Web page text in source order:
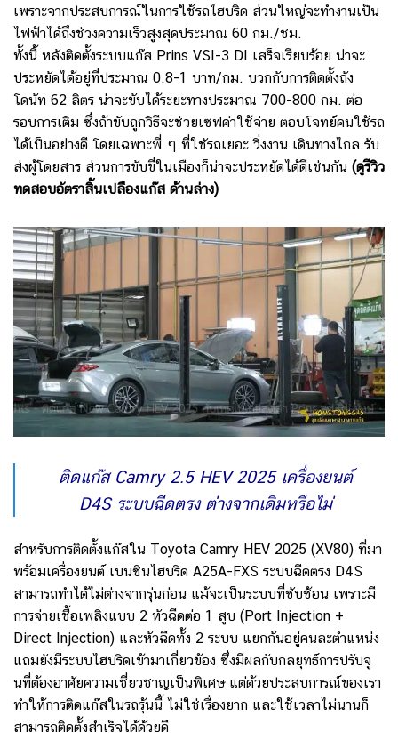
เพราะจากประสบการณ์ในการใช้รถไฮบริด ส่วนใหญ่จะทำงานเป็น
ไฟฟ้าได้ถึงช่วงความเร็วสูงสุดประมาณ 60 กม./ชม.
ทั้งนี้ หลังติดตั้งระบบแก๊ส Prins VSI-3 DI เสร็จเรียบร้อย น่าจะ
ประหยัดได้อยู่ที่ประมาณ 0.8-1 บาท/กม. บวกกับการติดตั้งถัง
โดนัท 62 ลิตร น่าจะขับได้ระยะทางประมาณ 700-800 กม. ต่อ
รอบการเติม ซึ่งถ้าขับถูกวิธีจะช่วยเซฟค่าใช้จ่าย ตอบโจทย์คนใช้รถ
ได้เป็นอย่างดี โดยเฉพาะพี่ ๆ ที่ใชัรถเยอะ วิ่งงาน เดินทางไกล รับ
ส่งผู้โดยสาร ส่วนการขับขี่ในเมืองก็น่าจะประหยัดได้ดีเช่นกัน (ดูรีวิว
ทดสอบอัตราสิ้นเปลืองแก๊ส ด้านล่าง)
ติดแก๊ส Camry 2.5 HEV 2025 เครื่องยนต์
D4S ระบบฉีดตรง ต่างจากเดิมหรือไม่
สำหรับการติดตั้งแก๊สใน Toyota Camry HEV 2025 (XV80) ที่มา
พร้อมเครื่องยนต์ เบนซินไฮบริด A25A-FXS ระบบฉีดตรง D4S
สามารถทำได้ไม่ต่างจากรุ่นก่อน แม้จะเป็นระบบที่ซับซ้อน เพราะมี
การจ่ายเชื้อเพลิงแบบ 2 หัวฉีดต่อ 1 สูบ (Port Injection +
Direct Injection) และหัวฉีดทั้ง 2 ระบบ แยกกันอยู่คนละตำแหน่ง
แถมยังมีระบบไฮบริดเข้ามาเกี่ยวข้อง ซึ่งมีผลกับกลยุทธ์การปรับจู
นที่ต้องอาศัยความเชี่ยวชาญเป็นพิเศษ แต่ด้วยประสบการณ์ของเรา
ทำให้การติดแก๊สในรถรุ้นนี้ ไม่ใช่เรื่องยาก และใช้เวลาไม่นานก็
สามารถติดตั้งสำเร็จได้ด้วยดี